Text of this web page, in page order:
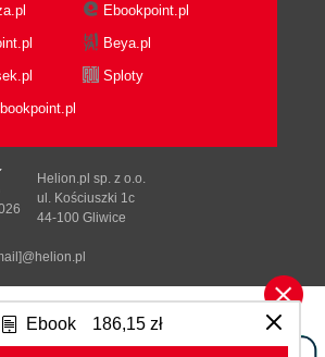
Works
the Files
Elements
the Elements of a File or STDIN
the Output
Works
Started
Ebook 186,15 zł
Ebookpoint.pl
Beya.pl
Sploty
Tonik.pl
Helion.pl sp. z o.o.
ul. Kościuszki 1c
44-100 Gliwice